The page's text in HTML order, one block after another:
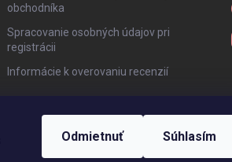
Odmietnuť Súhlasím
obchodníka
Spracovanie osobných údajov pri
registrácii
Informácie k overovaniu recenzií